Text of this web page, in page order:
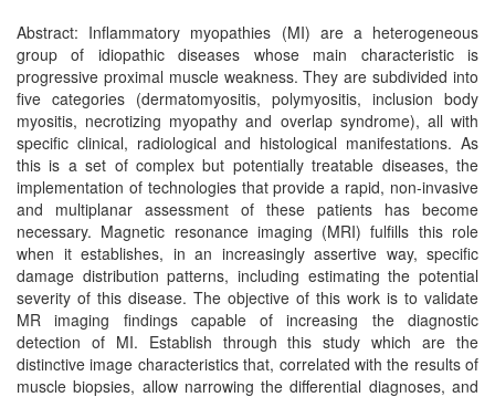
Abstract: Inflammatory myopathies (MI) are a heterogeneous
group of idiopathic diseases whose main characteristic is
progressive proximal muscle weakness. They are subdivided into
five categories (dermatomyositis, polymyositis, inclusion body
myositis, necrotizing myopathy and overlap syndrome), all with
specific clinical, radiological and histological manifestations. As
this is a set of complex but potentially treatable diseases, the
implementation of technologies that provide a rapid, non-invasive
and multiplanar assessment of these patients has become
necessary. Magnetic resonance imaging (MRI) fulfills this role
when it establishes, in an increasingly assertive way, specific
damage distribution patterns, including estimating the potential
severity of this disease. The objective of this work is to validate
MR imaging findings capable of increasing the diagnostic
detection of MI. Establish through this study which are the
distinctive image characteristics that, correlated with the results of
muscle biopsies, allow narrowing the differential diagnoses, and